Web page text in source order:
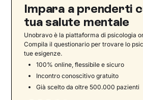
Le formule
Dai problemi alle soluzioni: la
La comunità che cura
Le fasi operative di un
Comunitaria Integrativa
Le regole pratiche della
Impara a prenderti
tua salute mentale
Unobravo è la piattaforma di psicologia
Compila il questionario per trovare lo
tue esigenze.
100% online, flessibile e sicuro
Incontro conoscitivo gratuito
Già scelto da oltre 500.000 pazienti